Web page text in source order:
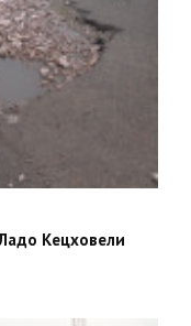
Кецховели